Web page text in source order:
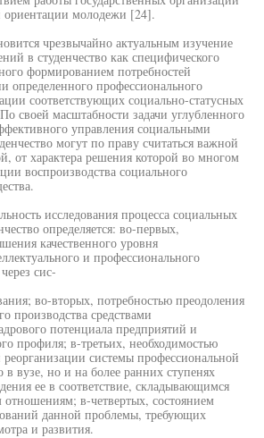
ориентации молодежи [24].
чрезвычайно актуальным изучение
в студенчество как специфического
формированием потребностей
определенного профессионального
соответствующих социально-статусных
своей масштабности задачи углубленного
управления социальными
могут по праву считаться важной
от характера решения которой во многом
воспроизводства социального
исследования процесса социальных
определяется: во-первых,
качественного уровня
и профессионального
сис-
во-вторых, потребностью преодоления
производства средствами
потенциала предприятий и
профиля; в-третьих, необходимостью
системы профессиональной
в вузе, но и на более ранних ступенях
ее в соответствие, складывающимся
в-четвертых, состоянием
данной проблемы, требующих
и развития.